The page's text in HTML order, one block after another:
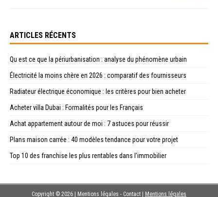
ARTICLES RÉCENTS
Qu est ce que la périurbanisation : analyse du phénomène urbain
Électricité la moins chère en 2026 : comparatif des fournisseurs
Radiateur électrique économique : les critères pour bien acheter
Acheter villa Dubai : Formalités pour les Français
Achat appartement autour de moi : 7 astuces pour réussir
Plans maison carrée : 40 modèles tendance pour votre projet
Top 10 des franchise les plus rentables dans l’immobilier
Copyright © 2026 | Mentions légales - Contact Mentions légales